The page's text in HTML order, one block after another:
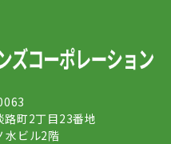
路町2丁目23番地
水ビル2階